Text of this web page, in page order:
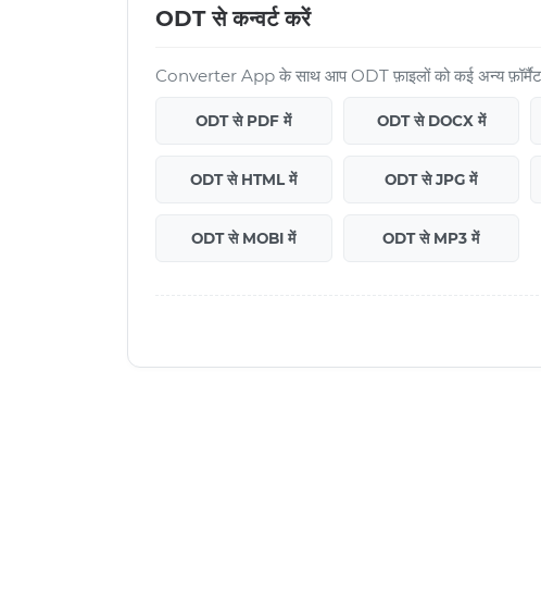
ODT से कन्वर्ट करें
Converter App के साथ आप ODT फ़ाइलों को कई अन्य
ODT से PDF में ODT से DOCX में
ODT से HTML में ODT से JPG में
ODT से MOBI में ODT से MP3 में